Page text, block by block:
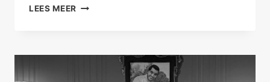
LEES MEER HELPENDE